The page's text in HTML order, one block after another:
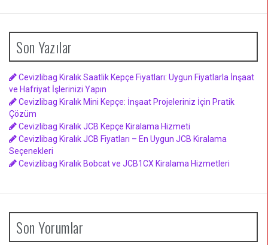
Son Yazılar
Cevizlibag Kiralık Saatlik Kepçe Fiyatları: Uygun Fiyatlarla İnşaat
ve Hafriyat İşlerinizi Yapın
Cevizlibag Kiralık Mini Kepçe: İnşaat Projeleriniz İçin Pratik
Çözüm
Cevizlibag Kiralık JCB Kepçe Kiralama Hizmeti
Cevizlibag Kiralık JCB Fiyatları – En Uygun JCB Kiralama
Seçenekleri
Cevizlibag Kiralık Bobcat ve JCB1CX Kiralama Hizmetleri
Son Yorumlar